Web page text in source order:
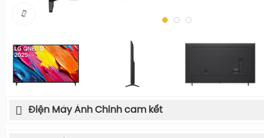
Điện Máy Ánh Chinh cam kết